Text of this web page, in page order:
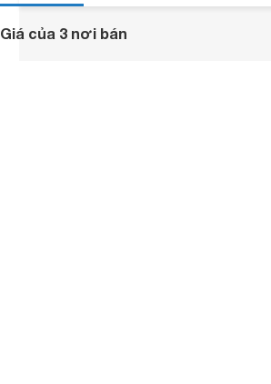
Giá của 3 nơi bán